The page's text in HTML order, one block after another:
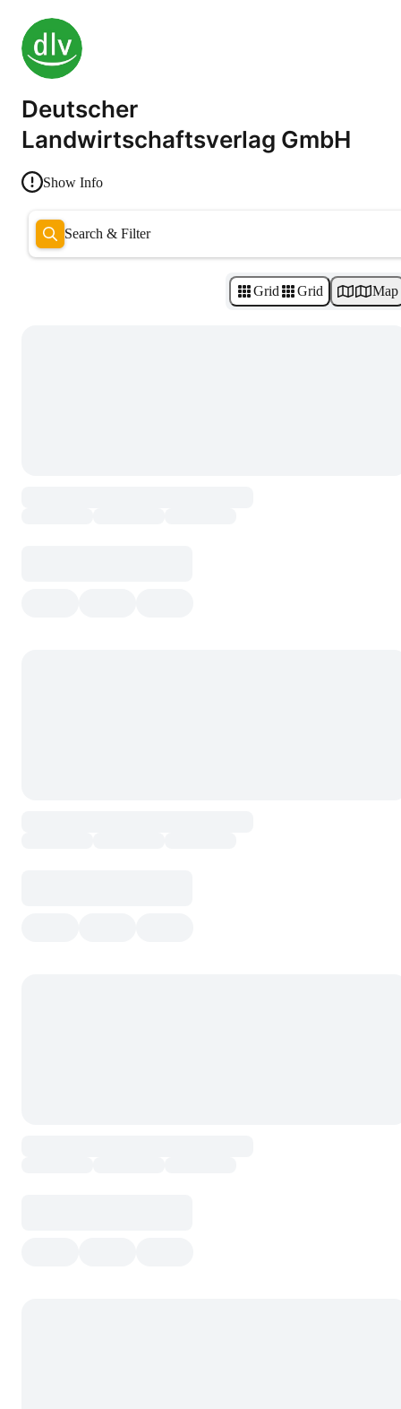
Deutscher
Landwirtschaftsverlag GmbH
Show Info
Search & Filter
Grid Grid Map